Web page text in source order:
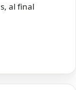
al final